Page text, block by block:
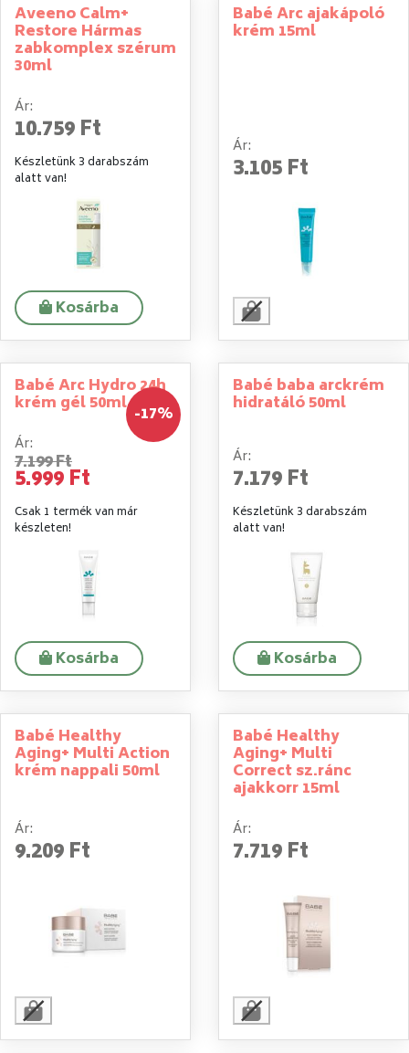
Aveeno Calm+
Restore Hármas
zabkomplex szérum
30ml
Ár:
10.759 Ft
Készletünk 3 darabszám
alatt van!
Kosárba
Babé Arc ajakápoló
krém 15ml
Ár:
3.105 Ft
-17%
Babé Arc Hydro 24h
krém gél 50ml
Ár:
7.199 Ft
5.999 Ft
Csak 1 termék van már
készleten!
Kosárba
Babé baba arckrém
hidratáló 50ml
Ár:
7.179 Ft
Készletünk 3 darabszám
alatt van!
Kosárba
Babé Healthy
Aging+ Multi Action
krém nappali 50ml
Ár:
9.209 Ft
Babé Healthy
Aging+ Multi
Correct sz.ránc
ajakkorr 15ml
Ár:
7.719 Ft